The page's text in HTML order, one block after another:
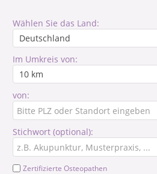
Wählen Sie das Land:
Im Umkreis von:
von:
Stichwort (optional):
Zertifizierte Osteopathen